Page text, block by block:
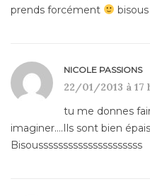
prends forcément
bisous
NICOLE PASSIONS
22/01/2013 à 17
tu me donnes
imaginer….Ils sont bien
Bisousssssssssssssssssssss